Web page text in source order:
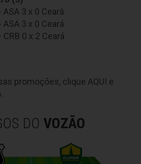
3 x 0 Ceará
3 x 0 Ceará
0 x 2 Ceará
promoções, clique AQUI e
DO VOZÃO